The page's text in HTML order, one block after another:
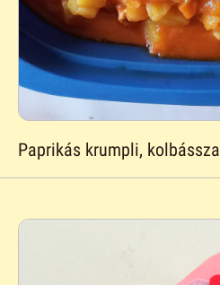
Paprikás krumpli, kolbásszal